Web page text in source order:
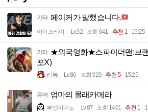
기타 페이커가 말했습니다.
아이스티이 Lv.32 조회 641 추천 1 15:25
기타 ★외국영화★스파이더맨:브
포X)
리뷰 Lv.86 조회 929 추천 5 15:25
유머 엄마의 몰래카메라
부엔까미노 Lv.87 조회 1401 추천 1